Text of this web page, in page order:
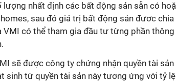
nhất định các bất động sản sẵn có
sau đó giá trị bất động sản đươc chia
VMI có thể tham gia đầu tư từng phần
sẽ được công ty chứng nhận quyền tài sản
sinh từ quyền tài sản này tương ứng với tỷ